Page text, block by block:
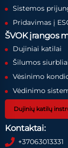
Sistemos
Pridavimas į
ŠVOK įrangos
Dujiniai katilai
Šilumos
Vėsinimo
Vėdinimo
Dujinių katilų
Kontaktai:
+37063013331